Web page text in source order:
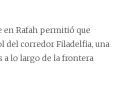
en Rafah permitió que
del corredor Filadelfia, una
a lo largo de la frontera